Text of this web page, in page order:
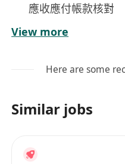
應收應付帳款核對
強積金供款申報及相
員工檔案管理、假
港《稅務條例》《
View more
Here are some
Similar jobs